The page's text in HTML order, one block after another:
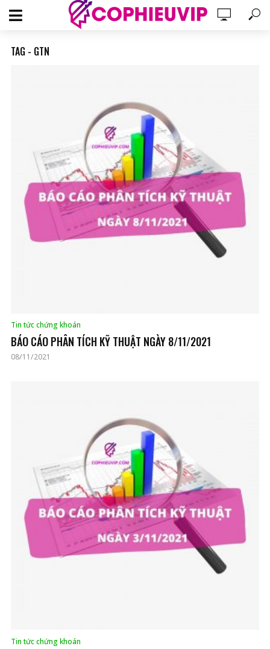
TAG - GTN
Tin tức chứng khoán
BÁO CÁO PHÂN TÍCH KỸ THUẬT NGÀY 8/11/2021
08/11/2021
Tin tức chứng khoán